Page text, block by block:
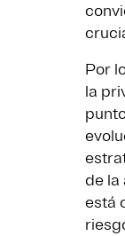
Por
la
de la
está